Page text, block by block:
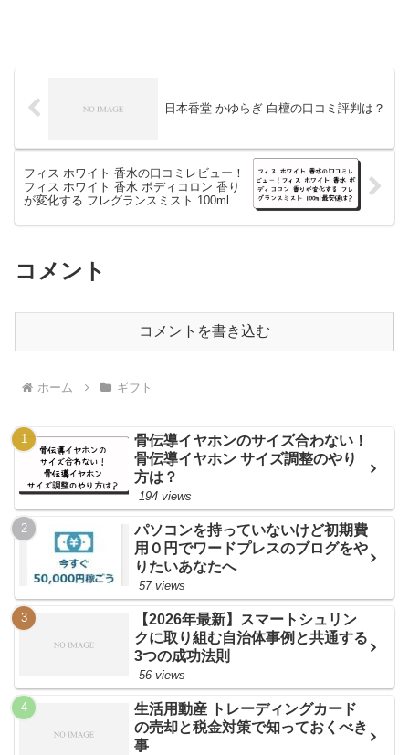
日本香堂 かゆらぎ 白檀の口コミ評判は？
フィス ホワイト 香水の口コミレビュー！
フィス ホワイト 香水 ボディコロン 香り
が変化する フレグランスミスト 100ml最
コメント
コメントを書き込む
ホーム ギフト
骨伝導イヤホンのサイズ合わない！
骨伝導イヤホン サイズ調整のやり
方は？
194 views
パソコンを持っていないけど初期費
用０円でワードプレスのブログをや
りたいあなたへ
57 views
【2026年最新】スマートシュリン
クに取り組む自治体事例と共通する
3つの成功法則
56 views
生活用動産 トレーディングカード
の売却と税金対策で知っておくべき
事